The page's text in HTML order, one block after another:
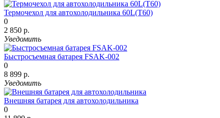
Термочехол для автохолодильника 60L(T60)
0
2 850 р.
Уведомить
Быстросъемная батарея FSAK-002
0
8 899 р.
Уведомить
Внешняя батарея для автохолодильника
0